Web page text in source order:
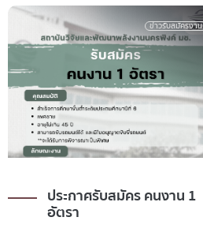
ข่าวรับสมัครงาน
ประกาศ : รับสมัครบุคคล
เพื่อสอบคัดเลือกเป็น
พนักงานมหาวิทยาลัย